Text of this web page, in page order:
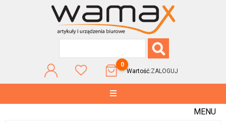
0
Wartość:ZALOGUJ
MENU